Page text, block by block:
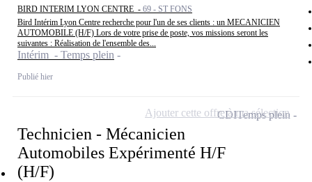
BIRD INTERIM LYON CENTRE - 69 - ST FONS
Bird Intérim Lyon Centre recherche pour l'un de ses clients : un MECANICIEN
AUTOMOBILE (H/F) Lors de votre prise de poste, vos missions seront les
suivantes : Réalisation de l'ensemble des...
Intérim - Temps plein
Publié hier
Technicien - Mécanicien
Automobiles Expérimenté H/F
(H/F)
CDITemps plein
Ajouter cette offre à ma sélection